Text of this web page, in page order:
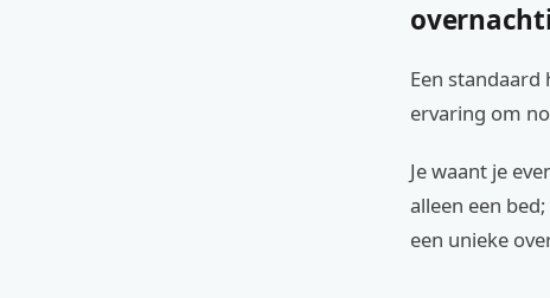
Een
ervaring om
Je waant je
alleen een
een unieke